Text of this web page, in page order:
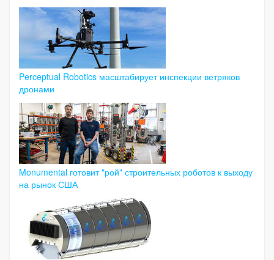
Perceptual Robotics масштабирует инспекции ветряков
дронами
Monumental готовит "рой" строительных роботов к выходу
на рынок США